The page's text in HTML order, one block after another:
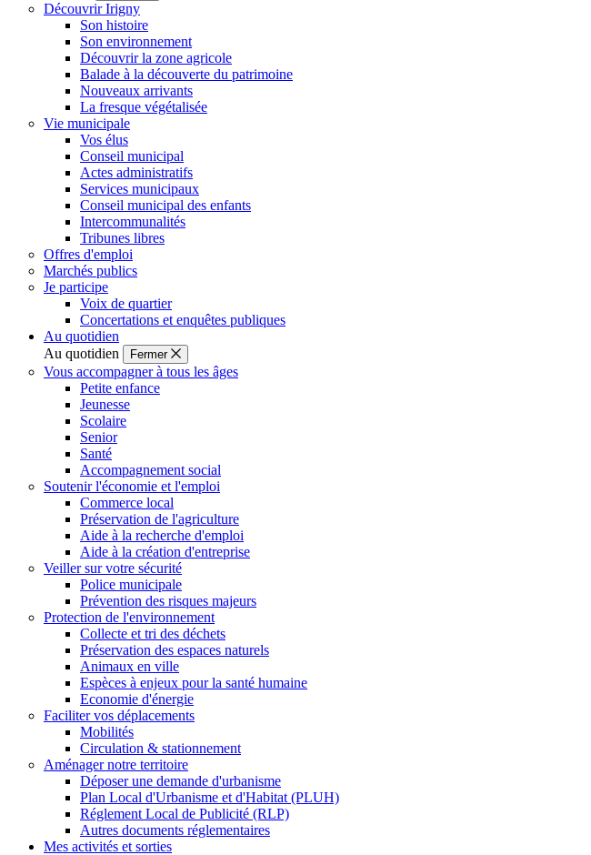
Découvrir Irigny
Son histoire
Son environnement
Découvrir la zone agricole
Balade à la découverte du patrimoine
Nouveaux arrivants
La fresque végétalisée
Vie municipale
Vos élus
Conseil municipal
Actes administratifs
Services municipaux
Conseil municipal des enfants
Intercommunalités
Tribunes libres
Offres d'emploi
Marchés publics
Je participe
Voix de quartier
Concertations et enquêtes publiques
Au quotidien
Au quotidien
Fermer
Vous accompagner à tous les âges
Petite enfance
Jeunesse
Scolaire
Senior
Santé
Accompagnement social
Soutenir l'économie et l'emploi
Commerce local
Préservation de l'agriculture
Aide à la recherche d'emploi
Aide à la création d'entreprise
Veiller sur votre sécurité
Police municipale
Prévention des risques majeurs
Protection de l'environnement
Collecte et tri des déchets
Préservation des espaces naturels
Animaux en ville
Espèces à enjeux pour la santé humaine
Economie d'énergie
Faciliter vos déplacements
Mobilités
Circulation & stationnement
Aménager notre territoire
Déposer une demande d'urbanisme
Plan Local d'Urbanisme et d'Habitat (PLUH)
Réglement Local de Publicité (RLP)
Autres documents réglementaires
Mes activités et sorties